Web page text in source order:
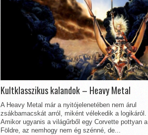
Kultklasszikus kalandok – Heavy Metal
A Heavy Metal már a nyitójelenetében nem árul
zsákbamacskát arról, miként vélekedik a logikáról.
Amikor ugyanis a világűrből egy Corvette pottyan a
Földre, az nemhogy nem ég szénné, de...